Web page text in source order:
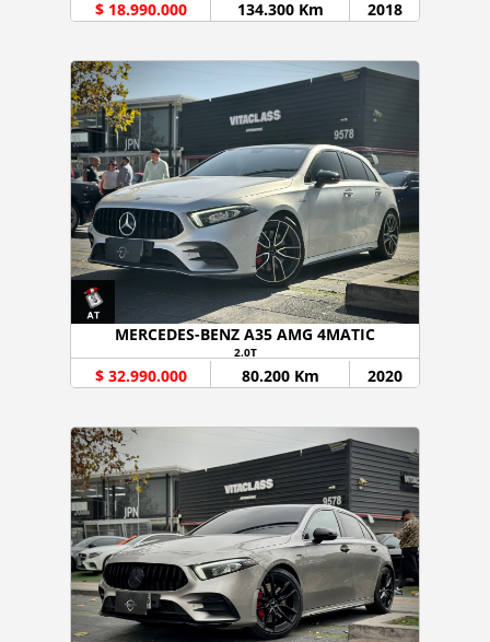
$ 18.990.000 134.300 Km 2018
MERCEDES-BENZ A35 AMG 4MATIC
2.0T
$ 32.990.000 80.200 Km 2020